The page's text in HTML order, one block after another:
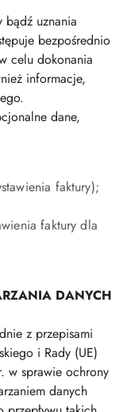
uznania
bezpośrednio
celu dokonania
informacje,
dane,
faktury);
faktury dla
DANYCH
z przepisami
i Rady (UE)
w sprawie ochrony
danych